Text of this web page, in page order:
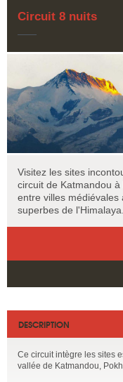
Circuit 8 nuits
Visitez les sites
circuit de Katmandou
entre villes
superbes de l'Himalaya.
DESCRIPTION
Ce circuit intègre les sites
vallée de Katmandou,